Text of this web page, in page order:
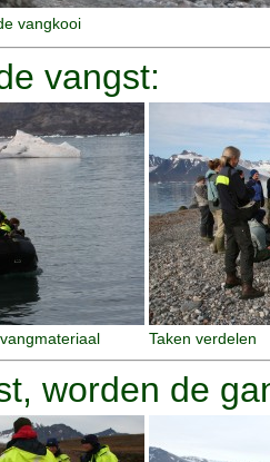
vangkooi
vangst:
Taken verdelen
worden de